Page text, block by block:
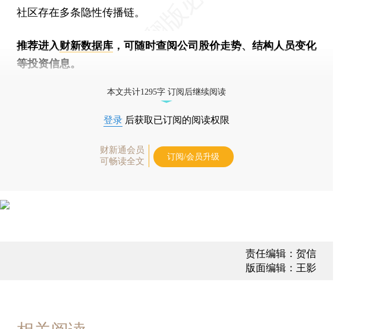
社区存在多条隐性传播链。
推荐进入财新数据库 ，可随时查阅公司股价走势、结构人员变化
等投资信息。
本文共计1295字 订阅后继续阅读
登录 后获取已订阅的阅读权限
财新通会员
可畅读全文
订阅/会员升级
责任编辑：贺信
版面编辑：王影